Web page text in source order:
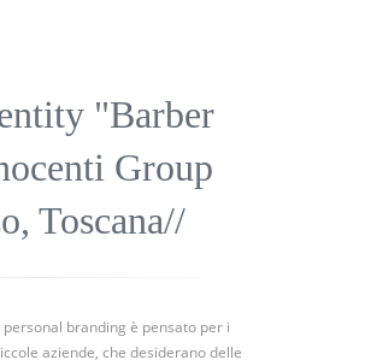
"Barber
Group
Toscana//
branding è pensato per i
aziende, che desiderano delle